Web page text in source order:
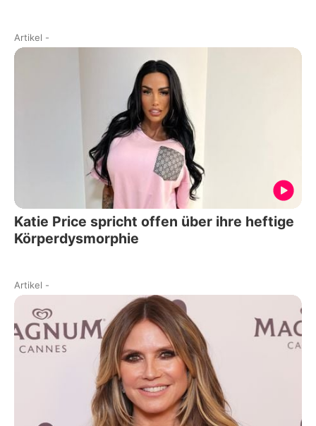
Artikel -
Katie Price spricht offen über ihre heftige
Körperdysmorphie
Artikel -